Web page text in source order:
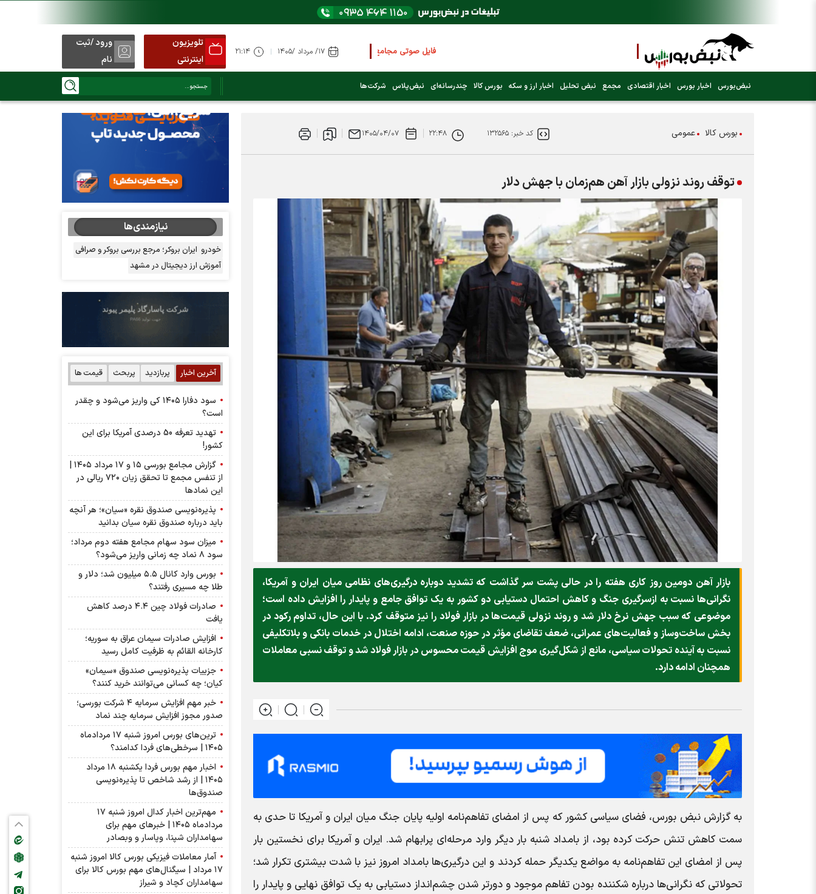
فایل صوتی مجامع و کنفرانس ها را از اینجا گوش کنید
عرضه اولیه بعدی کدام نماد است؟ (کلیک کنید)
تلویزیون
اینترنتی
ورود /ثبت
نام
نبض‌بورس اخبار بورس اخبار اقتصادی مجمع نبض تحلیل اخبار ارز و سکه بورس کالا چندرسانه‌ای نبض‌پلاس شرکت‌ها
بورس کالا عمومی کد خبر: ۱۳۲۵۶۵ ۲۲:۴۸ ۱۴۰۵/۰۴/۰۷
توقف روند نزولی بازار آهن هم‌زمان با جهش دلار
بازار آهن دومین روز کاری هفته را در حالی پشت سر گذاشت که تشدید دوباره درگیری‌های نظامی میان ایران و آمریکا،
نگرانی‌ها نسبت به ازسرگیری جنگ و کاهش احتمال دستیابی دو کشور به یک توافق جامع و پایدار را افزایش داده است؛
موضوعی که سبب جهش نرخ دلار شد و روند نزولی قیمت‌ها در بازار فولاد را نیز متوقف کرد. با این حال، تداوم رکود در
بخش ساخت‌وساز و فعالیت‌های عمرانی، ضعف تقاضای مؤثر در حوزه صنعت، ادامه اختلال در خدمات بانکی و بلاتکلیفی
نسبت به آینده تحولات سیاسی، مانع از شکل‌گیری موج افزایش قیمت محسوس در بازار فولاد شد و توقف نسبی معاملات
همچنان ادامه دارد.
به گزارش نبض بورس، فضای سیاسی کشور که پس از امضای تفاهم‌نامه اولیه پایان جنگ میان ایران و آمریکا تا حدی به
سمت کاهش تنش حرکت کرده بود، از بامداد شنبه بار دیگر وارد مرحله‌ای پرابهام شد. ایران و آمریکا برای نخستین بار
پس از امضای این تفاهم‌نامه به مواضع یکدیگر حمله کردند و این درگیری‌ها بامداد امروز نیز با شدت بیشتری تکرار شد؛
تحولاتی که نگرانی‌ها درباره شکننده بودن تفاهم موجود و دورتر شدن چشم‌انداز دستیابی به یک توافق نهایی و پایدار را
نیازمندی‌ها
خودرو ایران بروکر؛ مرجع بررسی بروکر و صرافی
آموزش ارز دیجیتال در مشهد
آخرین اخبار پربازدید پربحث قیمت ها
سود دفارا ۱۴۰۵ کی واریز می‌شود و چقدر
است؟
تهدید تعرفه 50 درصدی آمریکا برای این
کشور!
گزارش مجامع بورسی ۱۵ و ۱۷ مرداد ۱۴۰۵ |
از تنفس مجمع تا تحقق زیان ۷۲۰ ریالی در
این نماد‌ها
پذیره‌نویسی صندوق نقره «سیان»؛ هر آنچه
باید درباره صندوق نقره سیان بدانید
میزان سود سهام مجامع هفته دوم مرداد؛
سود ۸ نماد چه زمانی واریز می‌شود؟
بورس وارد کانال ۵.۵ میلیون شد؛ دلار و
طلا چه مسیری رفتند؟
صادرات فولاد چین ۴.۴ درصد کاهش
یافت
افزایش صادرات سیمان عراق به سوریه؛
کارخانه القائم به ظرفیت کامل رسید
جزییات پذیره‌نویسی صندوق «سیمان»
کیان؛ چه کسانی می‌توانند خرید کنند؟
خبر مهم افزایش سرمایه ۴ شرکت بورسی؛
صدور مجوز افزایش سرمایه چند نماد
ترین‌های بورس امروز شنبه ۱۷ مردادماه
۱۴۰۵ | سرخطی‌های فردا کدامند؟
اخبار مهم بورس فردا یکشنبه ۱۸ مرداد
۱۴۰۵ | از رشد شاخص تا پذیره‌نویسی
صندوق‌ها
مهم‌ترین اخبار کدال امروز شنبه ۱۷
مردادماه ۱۴۰۵ | خبرهای مهم برای
سهامداران شپنا، وپاسار و وبصادر
آمار معاملات فیزیکی بورس کالا امروز شنبه
۱۷ مرداد | سیگنال‌های مهم بورس کالا برای
سهامداران کچاد و شیراز